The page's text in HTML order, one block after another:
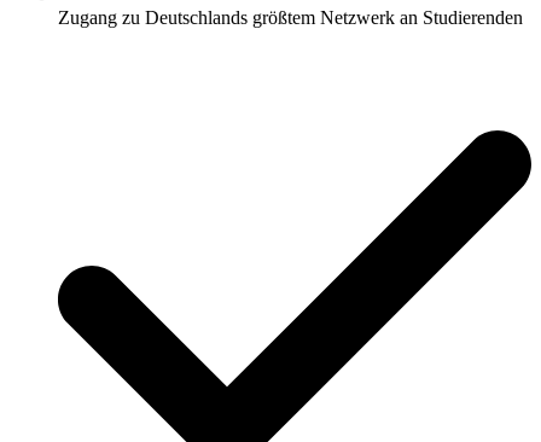
Zugang zu Deutschlands größtem Netzwerk an Studierenden